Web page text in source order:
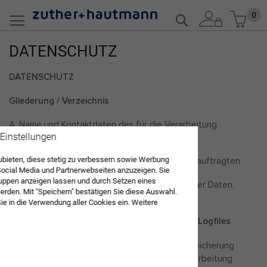
Zum
Inhalt
0
Suche
DATENSCHUTZ
DATENSCHUTZ
Gliederung / Verzeichnis
A. Name und Kontaktdaten des für die Verarbeitung
Verantwortlichen
B. Name und Kontaktdaten des Datenschutzbeauftragten
C. Umfang der Verarbeitung personenbezogener Daten,
Zweck der Verarbeitung
1. Aufruf unserer Website und Erstellung von Logfiles
a) Beschreibung der Datenverarbeitung, Speicherung
b) Zweck & Rechtsgrundlage der Datenverarbeitung
diese stetig zu verbessern sowie Werbung
Media und Partnerwebseiten anzuzeigen. Sie
anzeigen lassen und durch Setzen eines
Mit "Speichern" bestätigen Sie diese Auswahl.
in die Verwendung aller Cookies ein. Weitere